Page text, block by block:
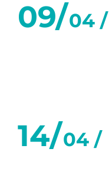
09/04 /
14/04 /